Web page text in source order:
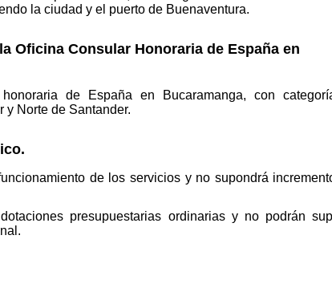
la ciudad y el puerto de Buenaventura.
Consular Honoraria de España en
de España en Bucaramanga, con
y Norte de Santander.
de los servicios y no supondrá
presupuestarias ordinarias y no podrán